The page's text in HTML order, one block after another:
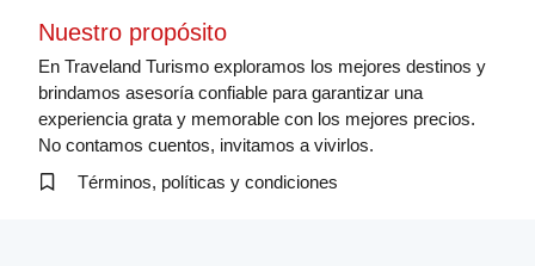
Nuestro propósito
En Traveland Turismo exploramos los mejores destinos y
brindamos asesoría confiable para garantizar una
experiencia grata y memorable con los mejores precios.
No contamos cuentos, invitamos a vivirlos.
Términos, políticas y condiciones